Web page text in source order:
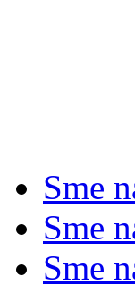
Sme
Sme
Sme